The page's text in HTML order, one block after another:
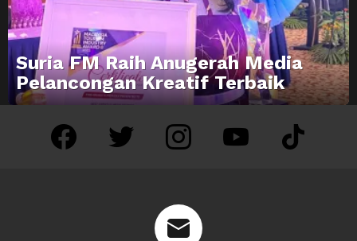
Suria FM Raih Anugerah Media
Pelancongan Kreatif Terbaik
facebook twitter instagram youtube tiktok